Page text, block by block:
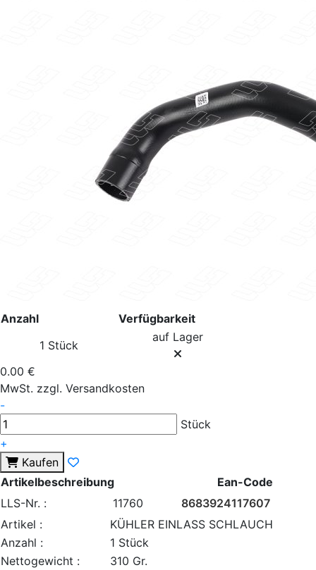
Anzahl
Verfügbarkeit
1 Stück
auf Lager
0.00 €
MwSt. zzgl. Versandkosten
-
Stück
+
Kaufen
Artikelbeschreibung
Ean-Code
LLS-Nr. :
11760
8683924117607
Artikel :
KÜHLER EINLASS SCHLAUCH
Anzahl :
1 Stück
Nettogewicht :
310 Gr.